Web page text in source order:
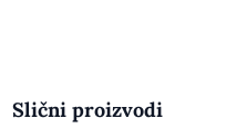
Slični proizvodi